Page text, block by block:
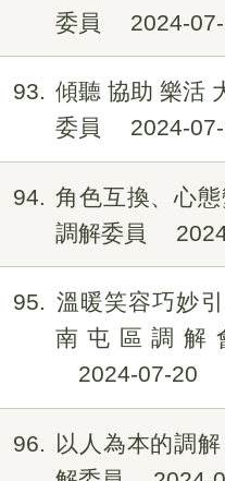
委員
2024-
93
傾聽 協助 樂活
委員
2024-
94
角色互換、心
調解委員
95
溫暖笑容巧妙
南屯區調解
2024-07-20
96
以人為本的調